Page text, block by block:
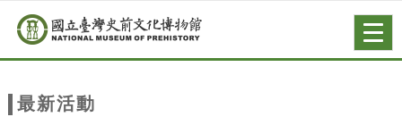
站
跳到主要內容
網站導覽
最新活動